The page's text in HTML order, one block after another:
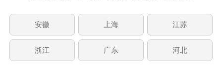
安徽 上海 江苏
浙江 广东 河北